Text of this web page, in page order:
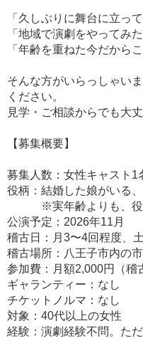
「久しぶりに舞台に立って
「地域で演劇をやってみた
「年齢を重ねた今だから
そんな方がいらっしゃい
ください。
見学・ご相談からでも大丈
【募集概要】
募集人数：女性キャスト1
役柄：結婚した娘がいる
※実年齢よりも、役柄
公演予定：2026年11月
稽古日：月3〜4回程度、
稽古場所：八王子市内の
参加費：月額2,000円（稽
ギャランティー：なし
チケットノルマ：なし
対象：40代以上の女性
経験：演劇経験不問。た